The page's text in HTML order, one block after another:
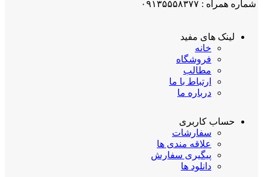
شماره همراه : ۰۹۱۳۵۵۵۸۳۷۷
لینک های مفید
خانه
فروشگاه
مطالب
ارتباط با ما
درباره ما
حساب کاربری
سفارشات
علاقه مندی ها
پیگیری سفارش
دانلود ها